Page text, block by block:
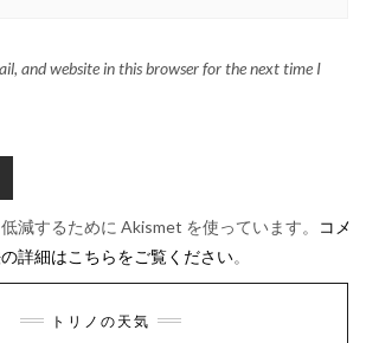
and website in this browser for the next time I
減するために Akismet を使っています。
コメ
詳細はこちらをご覧ください。
トリノの天気